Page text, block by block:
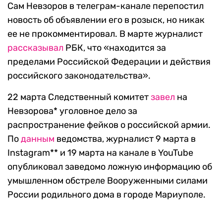
Сам Невзоров в телеграм-канале перепостил
новость об объявлении его в розыск, но никак
ее не прокомментировал. В марте журналист
рассказывал РБК, что «находится за
пределами Российской Федерации и действия
российского законодательства».
22 марта Следственный комитетзавел на
Невзорова* уголовное дело за
распространение фейков о российской армии.
Поданным ведомства, журналист 9 марта в
Instagram** и 19 марта на канале в YouTube
опубликовал заведомо ложную информацию об
умышленном обстреле Вооруженными силами
России родильного дома в городе Мариуполе.